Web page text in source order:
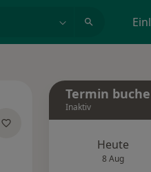
Termin
Inaktiv
Heute
8 Aug